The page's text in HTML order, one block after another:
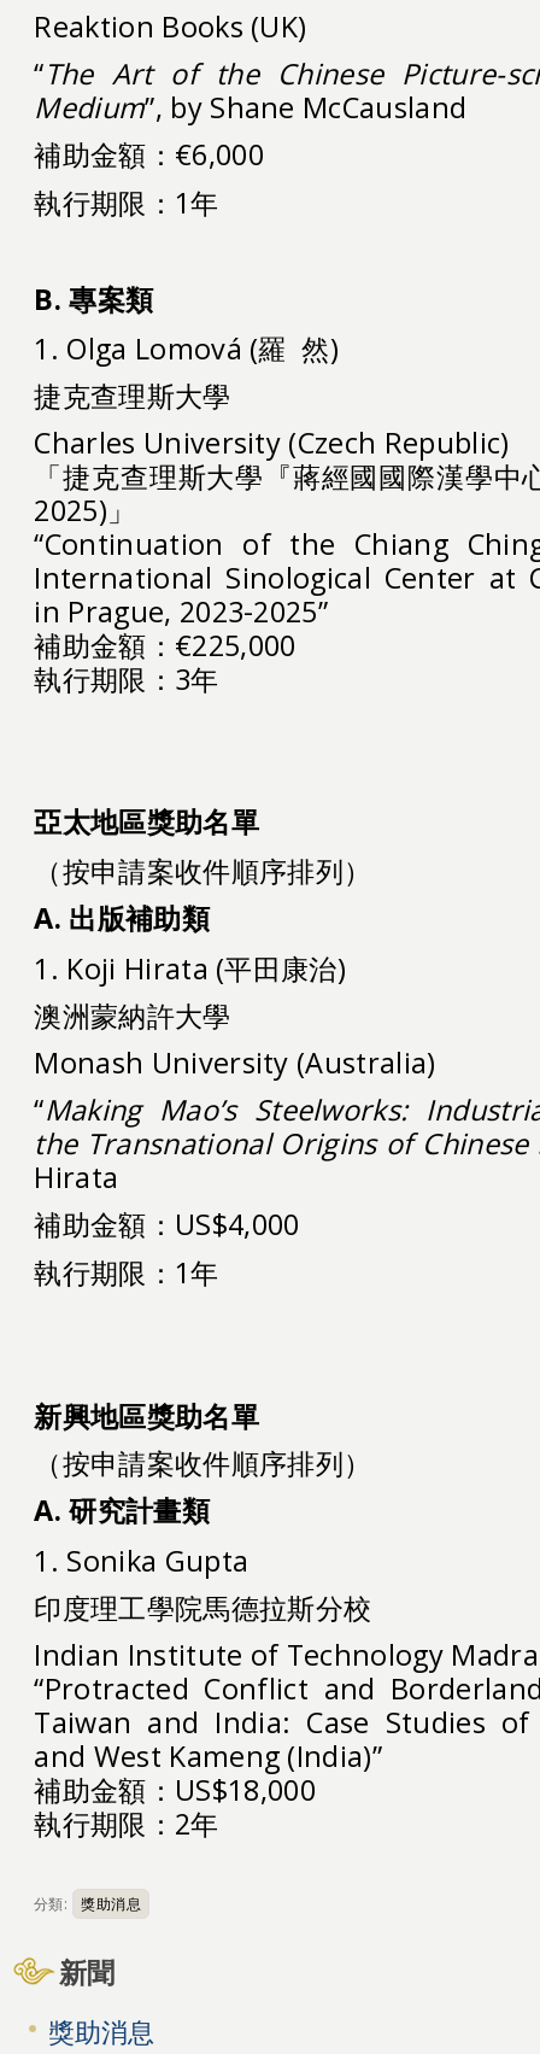
Reaktion Books (UK)
“The Art of the Chinese Picture-
Medium”, by Shane McCausland
補助金額：€6,000
執行期限：1年
B.專案類
1. Olga Lomová (羅 然)
捷克查理斯大學
Charles University (Czech Republic)
「捷克查理斯大學『蔣經國國際漢學中
2025)」
“Continuation of the Chiang
International Sinological Center at
in Prague, 2023-2025”
補助金額：€225,000
執行期限：3年
亞太地區獎助名單
（按申請案收件順序排列）
A. 出版補助類
1. Koji Hirata (平田康治)
澳洲蒙納許大學
Monash University (Australia)
“Making Mao’s Steelworks:
the Transnational Origins of Chinese
Hirata
補助金額：US$4,000
執行期限：1年
新興地區獎助名單
（按申請案收件順序排列）
A.研究計畫類
1. Sonika Gupta
印度理工學院馬德拉斯分校
Indian Institute of Technology
“Protracted Conflict and
Taiwan and India: Case Studies
and West Kameng (India)”
補助金額：US$18,000
執行期限：2年
分類: 獎助消息
新聞
獎助消息